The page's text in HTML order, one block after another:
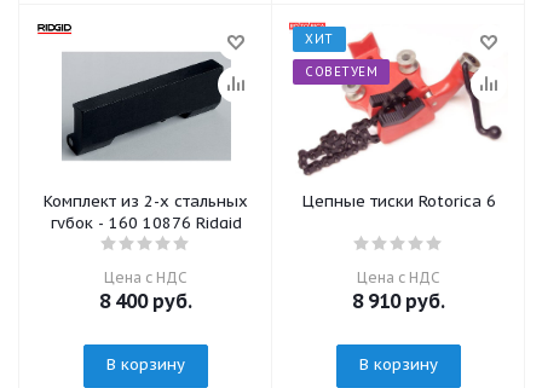
Комплект из 2-х стальных
губок - 160 10876 Ridgid
Цена с НДС
8 400руб.
В корзину
ХИТ
СОВЕТУЕМ
Цепные тиски Rotorica 6
Цена с НДС
8 910руб.
В корзину